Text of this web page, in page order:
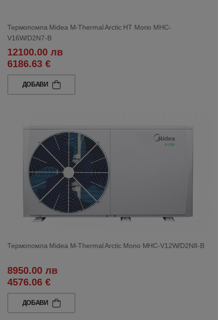
Термопомпа Midea M-Thermal Arctic HT Mono MHC-
V16W/D2N7-B
12100.00 лв
6186.63 €
ДОБАВИ
Термопомпа Midea M-Thermal Arctic Mono MHC-V12W/D2N8-B
8950.00 лв
4576.06 €
ДОБАВИ